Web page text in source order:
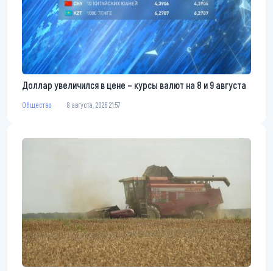
Доллар увеличился в цене – курсы валют на 8 и 9 августа
Общество 8 августа, 2026 21:57